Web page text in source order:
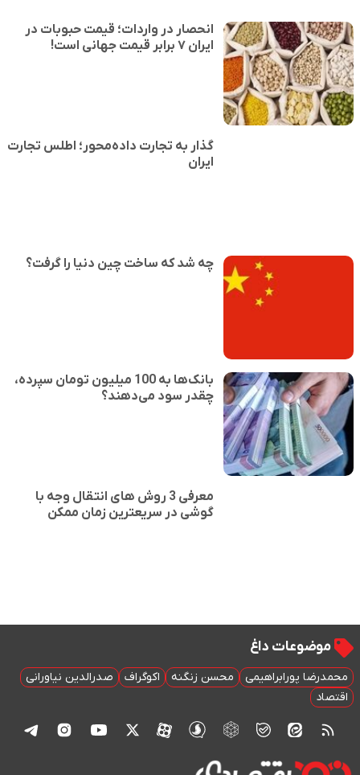
انحصار در واردات؛ قیمت حبوبات در
ایران ۷ برابر قیمت جهانی است!
گذار به تجارت داده‌محور؛ اطلس تجارت
ایران
چه شد که ساخت چین دنیا را گرفت؟
بانک‌ها به 100 میلیون تومان سپرده،
چقدر سود می‌دهند؟
معرفی 3 روش های انتقال وجه با
گوشی در سریعترین زمان ممکن
موضوعات داغ
محمدرضا پورابراهیمی محسن زنگنه اکوگراف
صدرالدین نیاورانی
اقتصاد